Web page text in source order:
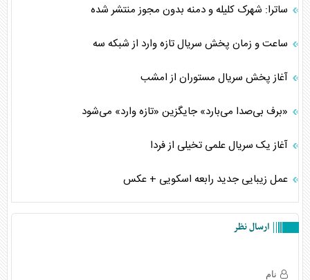
ساترا: شهرک کلیله و دمنه بدون مجوز منتشر شده
ساعت و زمان پخش سریال تازه وارد از شبکه سه
آغاز پخش سریال مستوران از امشب
«برف بی‌صدا می‌بارد» جایگزین «تازه وارد» می‌شود
آغاز یک سریال علمی تخیلی از فردا
عمل زیبایی جدید رابعه اسکویی + عکس
ارسال نظر
نام